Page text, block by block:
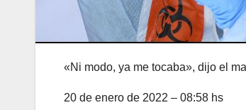
«Ni modo, ya me tocaba», dijo el
20 de enero de 2022 – 08:58 hs